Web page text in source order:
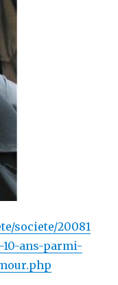
societe/20081
10-ans-parmi-